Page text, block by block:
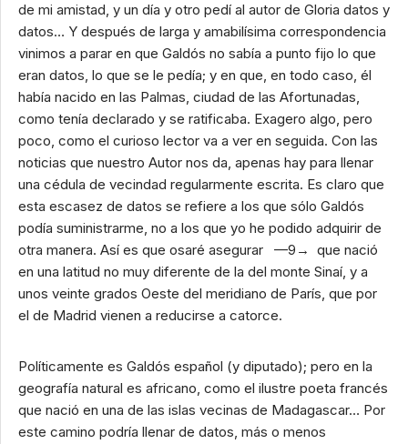
de mi amistad, y un día y otro pedí al autor de Gloria datos y
datos… Y después de larga y amabilísima correspondencia
vinimos a parar en que Galdós no sabía a punto fijo lo que
eran datos, lo que se le pedía; y en que, en todo caso, él
había nacido en las Palmas, ciudad de las Afortunadas,
como tenía declarado y se ratificaba. Exagero algo, pero
poco, como el curioso lector va a ver en seguida. Con las
noticias que nuestro Autor nos da, apenas hay para llenar
una cédula de vecindad regularmente escrita. Es claro que
esta escasez de datos se refiere a los que sólo Galdós
podía suministrarme, no a los que yo he podido adquirir de
otra manera. Así es que osaré asegurar —9→ que nació
en una latitud no muy diferente de la del monte Sinaí, y a
unos veinte grados Oeste del meridiano de París, que por
el de Madrid vienen a reducirse a catorce.
Políticamente es Galdós español (y diputado); pero en la
geografía natural es africano, como el ilustre poeta francés
que nació en una de las islas vecinas de Madagascar… Por
este camino podría llenar de datos, más o menos